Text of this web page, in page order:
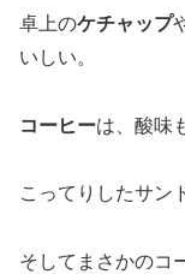
卓上のケチャップ
いしい。
コーヒーは、酸味
こってりしたサン
そしてまさかのコ